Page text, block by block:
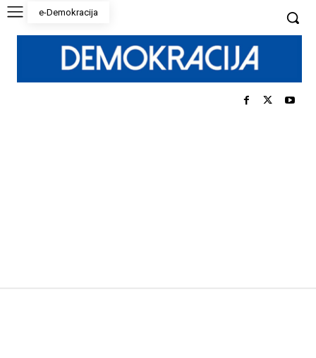
e-Demokracija